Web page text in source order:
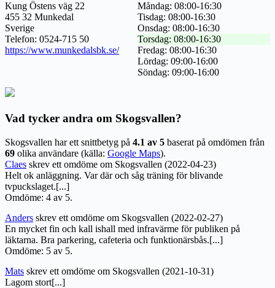
Kung Östens väg 22
455 32 Munkedal
Sverige
Telefon: 0524-715 50
https://www.munkedalsbk.se/
Måndag: 08:00-16:30
Tisdag: 08:00-16:30
Onsdag: 08:00-16:30
Torsdag: 08:00-16:30
Fredag: 08:00-16:30
Lördag: 09:00-16:00
Söndag: 09:00-16:00
Vad tycker andra om Skogsvallen?
Skogsvallen har ett snittbetyg på 4.1 av 5 baserat på omdömen från
69 olika användare (källa: Google Maps).
Claes skrev ett omdöme om Skogsvallen (2022-04-23)
Helt ok anläggning. Var där och såg träning för blivande
tvpuckslaget.[...]
Omdöme: 4 av 5.
Anders skrev ett omdöme om Skogsvallen (2022-02-27)
En mycket fin och kall ishall med infravärme för publiken på
läktarna. Bra parkering, cafeteria och funktionärsbås.[...]
Omdöme: 5 av 5.
Mats skrev ett omdöme om Skogsvallen (2021-10-31)
Lagom stort[...]